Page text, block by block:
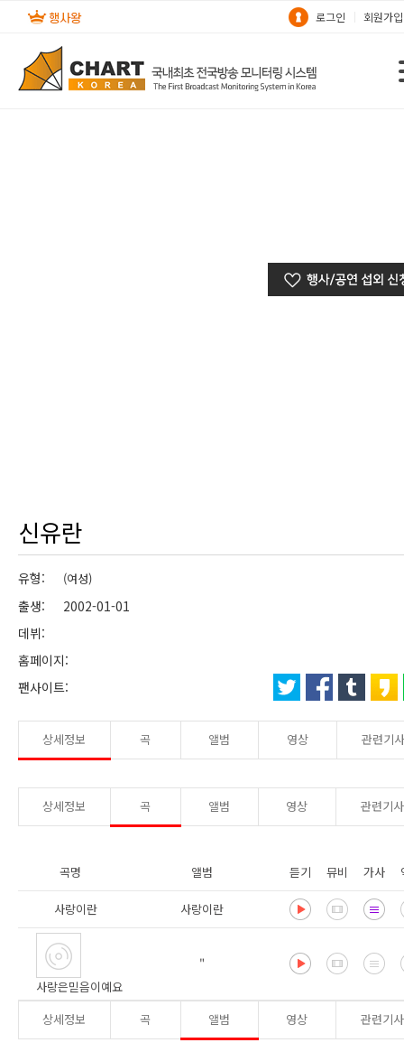
로그인 회원가입
신유란
유형: (여성)
출생: 2002-01-01
데뷔:
홈페이지:
팬사이트:
상세정보 곡 앨범 영상 관련기
상세정보 곡 앨범 영상 관련기사
곡명 앨범 듣기 뮤비 가사
사랑이란 사랑이란
사랑은믿음이예요
"
상세정보 곡 앨범 영상 관련기사